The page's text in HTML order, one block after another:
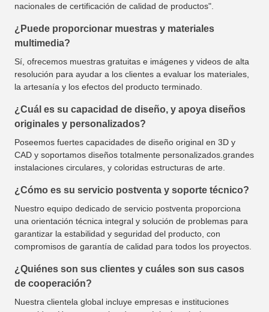
nacionales de certificación de calidad de productos".
¿Puede proporcionar muestras y materiales
multimedia?
Sí, ofrecemos muestras gratuitas e imágenes y videos de alta
resolución para ayudar a los clientes a evaluar los materiales,
la artesanía y los efectos del producto terminado.
¿Cuál es su capacidad de diseño, y apoya diseños
originales y personalizados?
Poseemos fuertes capacidades de diseño original en 3D y
CAD y soportamos diseños totalmente personalizados.grandes
instalaciones circulares, y coloridas estructuras de arte.
¿Cómo es su servicio postventa y soporte técnico?
Nuestro equipo dedicado de servicio postventa proporciona
una orientación técnica integral y solución de problemas para
garantizar la estabilidad y seguridad del producto, con
compromisos de garantía de calidad para todos los proyectos.
¿Quiénes son sus clientes y cuáles son sus casos
de cooperación?
Nuestra clientela global incluye empresas e instituciones